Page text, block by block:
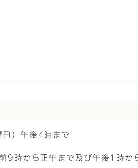
）午後4時まで
9時から正午まで及び午後1時か